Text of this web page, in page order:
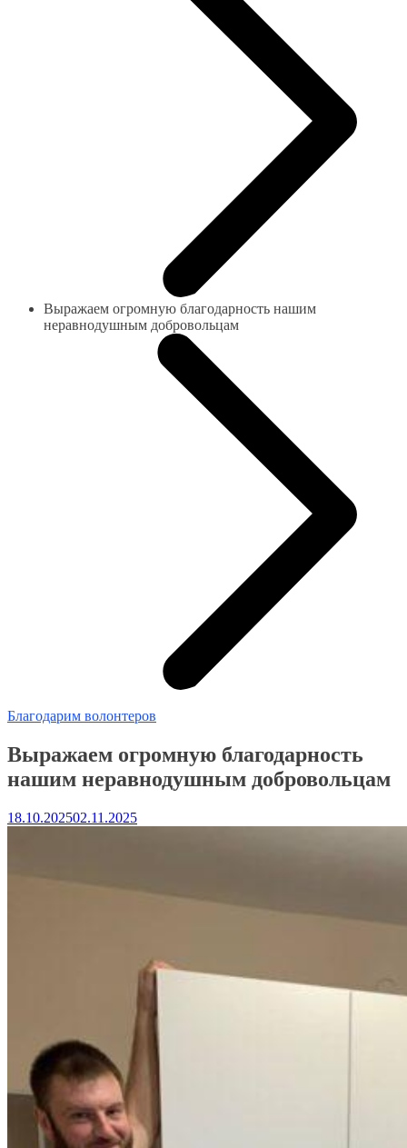
Выражаем огромную благодарность нашим
неравнодушным добровольцам
Благодарим волонтеров
Выражаем огромную благодарность
нашим неравнодушным добровольцам
18.10.202502.11.2025